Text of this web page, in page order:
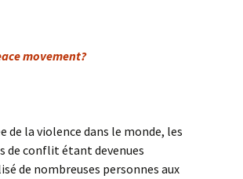
movement?
de la violence dans le monde, les
de conflit étant devenues
de nombreuses personnes aux